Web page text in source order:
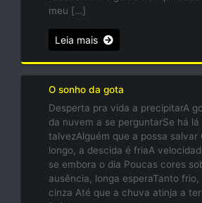
meu […]
Leia mais
O sonho da gota
Desperta pra vida a precipitarA
da nuvem a se perguntarSe há lá
talvezAlguém que a possa salvar
longo, a descida é friaA
se embora o dia Poucas cores
ausência, longa esperaTanto frio,
cinza Até que a chuva atinja a